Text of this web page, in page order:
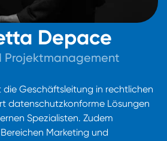
Depace
Projektmanagement
Geschäftsleitung in rechtlichen
datenschutzkonforme Lösungen
Spezialisten. Zudem
Marketing und